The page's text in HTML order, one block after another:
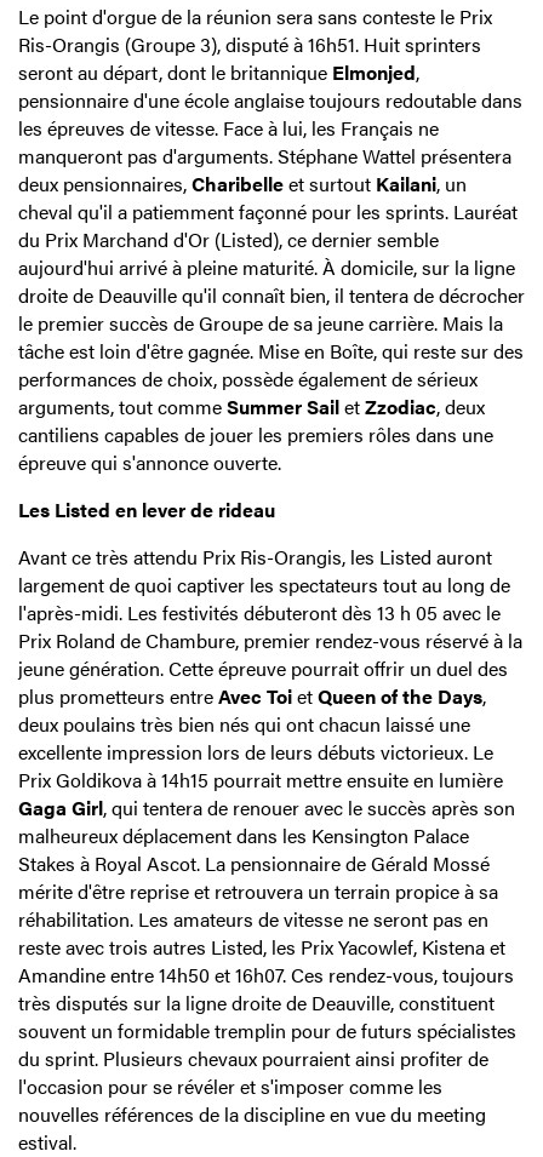
Le point d'orgue de la réunion sera sans conteste le Prix
Ris-Orangis (Groupe 3), disputé à 16h51. Huit sprinters
seront au départ, dont le britannique Elmonjed,
pensionnaire d'une école anglaise toujours redoutable dans
les épreuves de vitesse. Face à lui, les Français ne
manqueront pas d'arguments. Stéphane Wattel présentera
deux pensionnaires,Charibelleet surtout Kailani, un
cheval qu'il a patiemment façonné pour les sprints. Lauréat
du Prix Marchand d'Or (Listed), ce dernier semble
aujourd'hui arrivé à pleine maturité. À domicile, sur la ligne
droite de Deauville qu'il connaît bien, il tentera de décrocher
le premier succès de Groupe de sa jeune carrière. Mais la
tâche est loin d'être gagnée. Mise en Boîte, qui reste sur des
performances de choix, possède également de sérieux
arguments, tout commeSummer SailetZzodiac, deux
cantiliens capables de jouer les premiers rôles dans une
épreuve qui s'annonce ouverte.
Les Listed en lever de rideau
Avant ce très attendu Prix Ris-Orangis, les Listed auront
largement de quoi captiver les spectateurs tout au long de
l'après-midi. Les festivités débuteront dès 13 h 05 avec le
Prix Roland de Chambure, premier rendez-vous réservé à la
jeune génération. Cette épreuve pourrait offrir un duel des
plus prometteurs entreAvec ToietQueen of the Days,
deux poulains très bien nés qui ont chacun laissé une
excellente impression lors de leurs débuts victorieux. Le
Prix Goldikova à 14h15 pourrait mettre ensuite en lumière
Gaga Girl, qui tentera de renouer avec le succès après son
malheureux déplacement dans les Kensington Palace
Stakes à Royal Ascot. La pensionnaire de Gérald Mossé
mérite d'être reprise et retrouvera un terrain propice à sa
réhabilitation. Les amateurs de vitesse ne seront pas en
reste avec trois autres Listed, les Prix Yacowlef, Kistena et
Amandine entre 14h50 et 16h07. Ces rendez-vous, toujours
très disputés sur la ligne droite de Deauville, constituent
souvent un formidable tremplin pour de futurs spécialistes
du sprint. Plusieurs chevaux pourraient ainsi profiter de
l'occasion pour se révéler et s'imposer comme les
nouvelles références de la discipline en vue du meeting
estival.